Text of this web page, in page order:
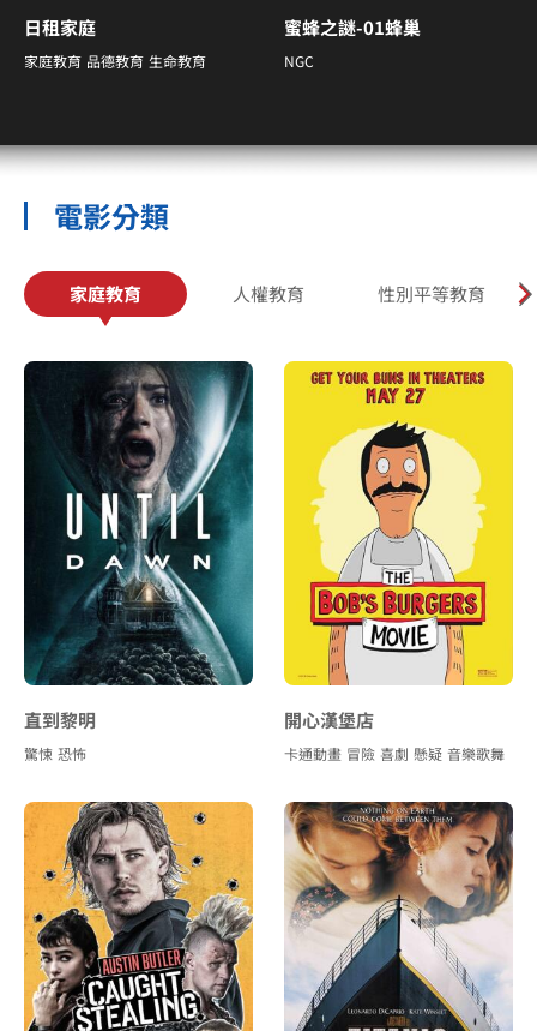
日租家庭
家庭教育 品德教育 生命教育
蜜蜂之謎-01蜂巢
NGC
電影分類
家庭教育 人權教育 性別平等教育
直到黎明
驚悚 恐怖
開心漢堡店
卡通動畫 冒險 喜劇 懸疑 音樂歌舞